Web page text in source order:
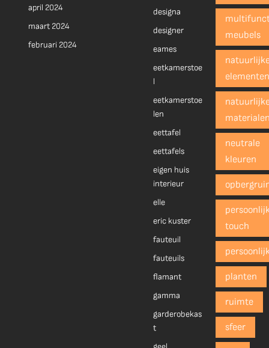
april 2024
maart 2024
februari 2024
designa
designer
eames
eetkamerstoe
l
eetkamerstoe
len
eettafel
eettafels
eigen huis
interieur
elle
eric kuster
fauteuil
fauteuils
flamant
gamma
garderobekas
t
meubels
neutrale
kleuren
touch
planten
ruimte
sfeer